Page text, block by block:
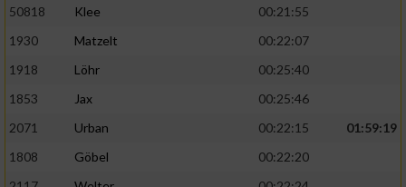
50818
Klee
00:21:55
1930
Matzelt
00:22:07
1918
Löhr
00:25:40
1853
Jax
00:25:46
2071
Urban 00:22:15
01:59:19
1808
Göbel
00:22:20